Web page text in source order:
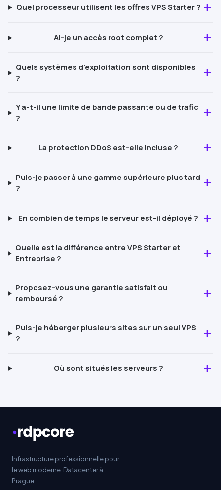
Quel processeur utilisent les offres VPSStarter? add
Ai-je un accès root complet ? add
Quels systèmes d'exploitation sont disponibles
?
add
Y a-t-il une limite de bande passante ou de trafic
?
add
La protection DDoS est-elle incluse ? add
Puis-je passer à une gamme supérieure plus tard
?
add
En combien de temps le serveur est-il déployé ? add
Quelle est la différence entre VPSStarteret
Entreprise ?
add
Proposez-vous une garantie satisfait ou
remboursé ?
add
Puis-je héberger plusieurs sites sur un seul VPS
?
add
Où sont situés les serveurs ? add
Infrastructure professionnelle pour
le web moderne. Datacenter à
Prague.